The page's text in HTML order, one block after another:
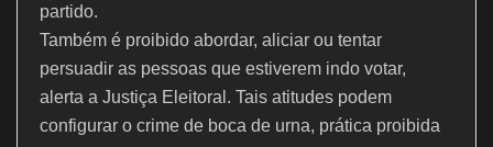
partido.
Também é proibido abordar, aliciar ou tentar
persuadir as pessoas que estiverem indo votar,
alerta a Justiça Eleitoral. Tais atitudes podem
configurar o crime de boca de urna, prática proibida